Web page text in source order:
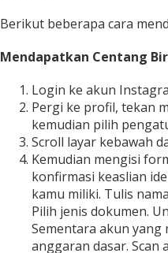
Berikut beberapa cara
Mendapatkan Centang
Login ke akun
Pergi ke profil, tekan
kemudian pilih
Scroll layar kebawah
Kemudian mengisi
konfirmasi keaslian
kamu miliki. Tulis
Pilih jenis dokumen.
Sementara akun
anggaran dasar. Scan